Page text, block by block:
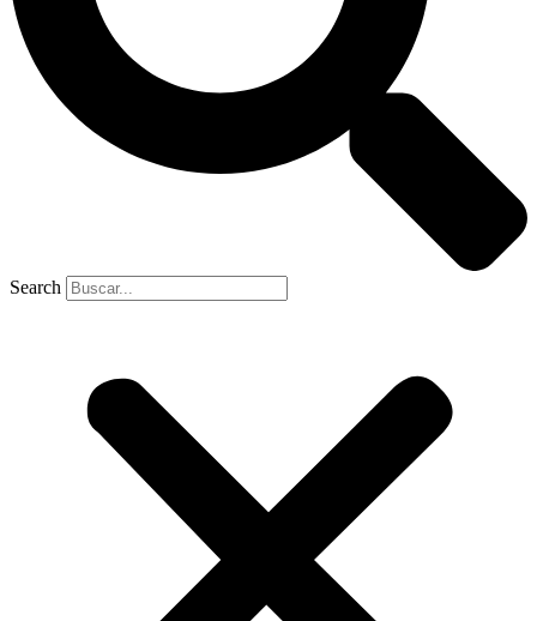
Search